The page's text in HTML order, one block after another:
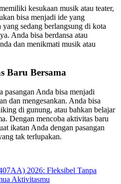
kesukaan musik atau teater,
bisa menjadi ide yang
sedang berlangsung di kota
Anda bisa berdansa atau
dan menikmati musik atau
Baru Bersama
pasangan Anda bisa menjadi
dan mengesankan. Anda bisa
di gunung, atau bahkan belajar
Dengan mencoba aktivitas baru
ikatan Anda dengan pasangan
tak terlupakan.
2026: Fleksibel Tanpa
Aktivitasmu